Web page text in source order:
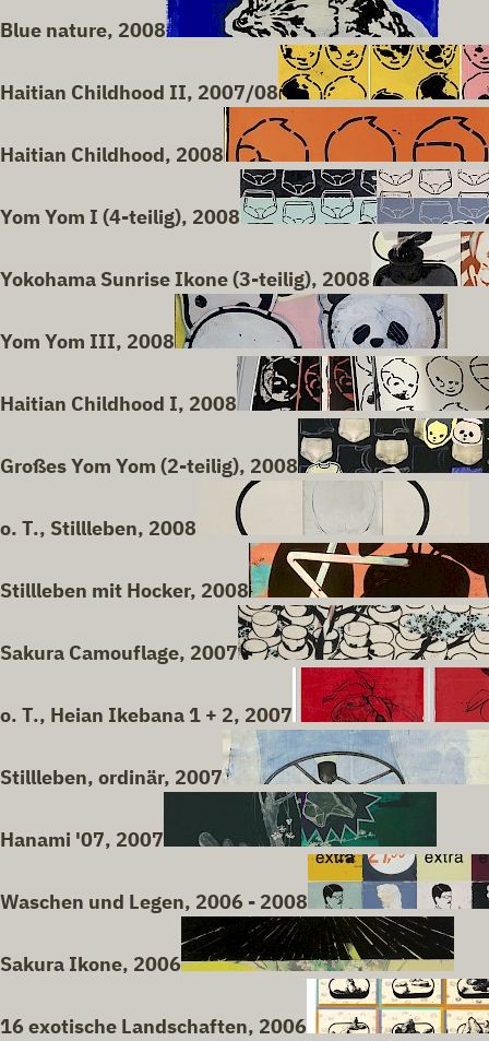
Blue nature, 2008
Haitian Childhood II, 2007/08
Haitian Childhood, 2008
Yom Yom I (4-teilig), 2008
Yokohama Sunrise Ikone (3-teilig), 2008
Yom Yom III, 2008
Haitian Childhood I, 2008
Großes Yom Yom (2-teilig), 2008
o. T., Stillleben, 2008
Stillleben mit Hocker, 2008
Sakura Camouflage, 2007
o. T., Heian Ikebana 1 + 2, 2007
Stillleben, ordinär, 2007
Hanami '07, 2007
Waschen und Legen, 2006 - 2008
Sakura Ikone, 2006
16 exotische Landschaften, 2006